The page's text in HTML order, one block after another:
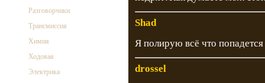
Разговорчики
Трансмиссия
Химия
Ходовая
Электрика
Shad
Я полирую всё что
drossel